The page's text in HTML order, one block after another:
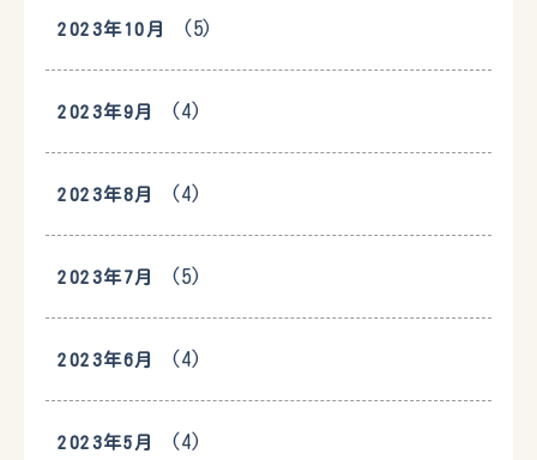
2023年10月 (5)
2023年9月 (4)
2023年8月 (4)
2023年7月 (5)
2023年6月 (4)
2023年5月 (4)